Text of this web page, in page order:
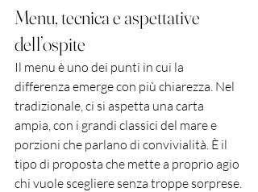
Menu, tecnica e aspettative
dell’ospite
Il menu è uno dei punti in cui la
differenza emerge con più chiarezza. Nel
tradizionale, ci si aspetta una carta
ampia, con i grandi classici del mare e
porzioni che parlano di convivialità. È il
tipo di proposta che mette a proprio agio
chi vuole scegliere senza troppe sorprese.